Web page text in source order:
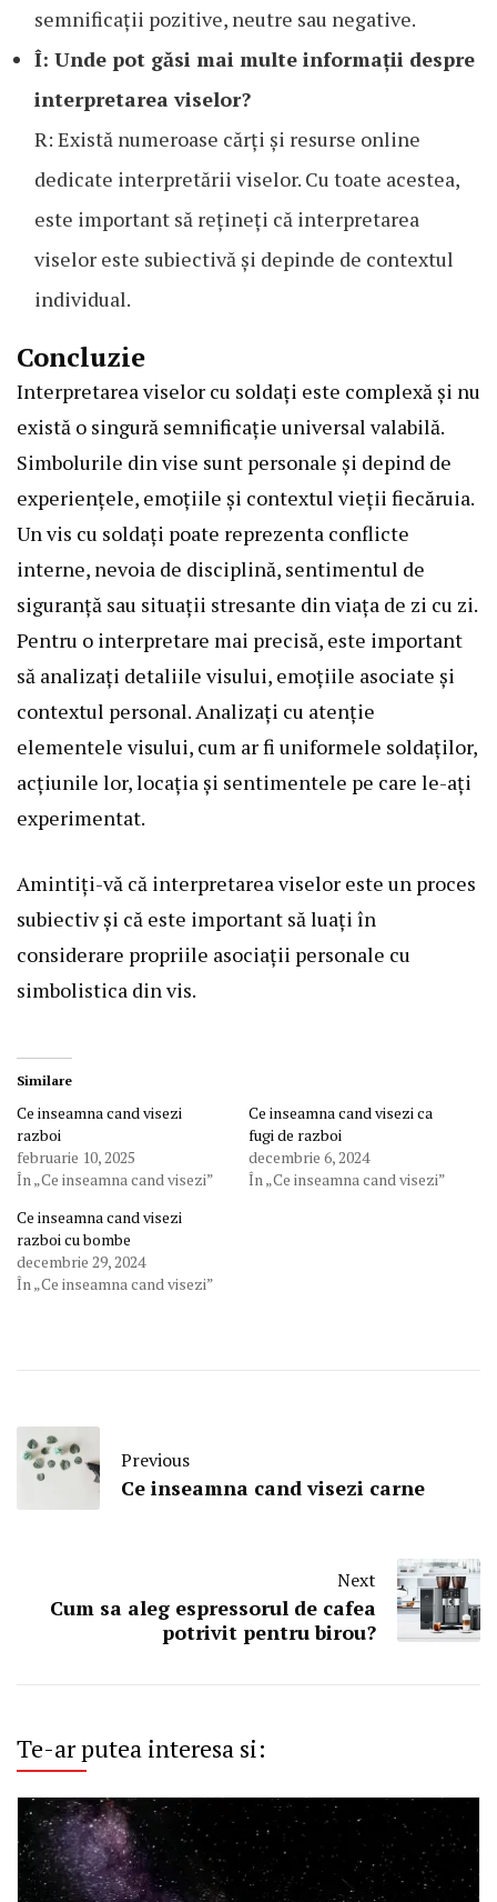
semnificații pozitive, neutre sau negative.
Î: Unde pot găsi mai multe informații despre
interpretarea viselor?
R: Există numeroase cărți și resurse online
dedicate interpretării viselor. Cu toate acestea,
este important să rețineți că interpretarea
viselor este subiectivă și depinde de contextul
individual.
Concluzie
Interpretarea viselor cu soldați este complexă și nu
există o singură semnificație universal valabilă.
Simbolurile din vise sunt personale și depind de
experiențele, emoțiile și contextul vieții fiecăruia.
Un vis cu soldați poate reprezenta conflicte
interne, nevoia de disciplină, sentimentul de
siguranță sau situații stresante din viața de zi cu zi.
Pentru o interpretare mai precisă, este important
să analizați detaliile visului, emoțiile asociate și
contextul personal. Analizați cu atenție
elementele visului, cum ar fi uniformele soldaților,
acțiunile lor, locația și sentimentele pe care le-ați
experimentat.
Amintiți-vă că interpretarea viselor este un proces
subiectiv și că este important să luați în
considerare propriile asociații personale cu
simbolistica din vis.
Similare
Ce inseamna cand visezi
razboi
februarie 10, 2025
În „Ce inseamna cand visezi”
Ce inseamna cand visezi ca
fugi de razboi
decembrie 6, 2024
În „Ce inseamna cand visezi”
Ce inseamna cand visezi
razboi cu bombe
decembrie 29, 2024
În „Ce inseamna cand visezi”
Previous
Ce inseamna cand visezi carne
Next
Cum sa aleg espressorul de cafea
potrivit pentru birou?
Te-ar putea interesa si: